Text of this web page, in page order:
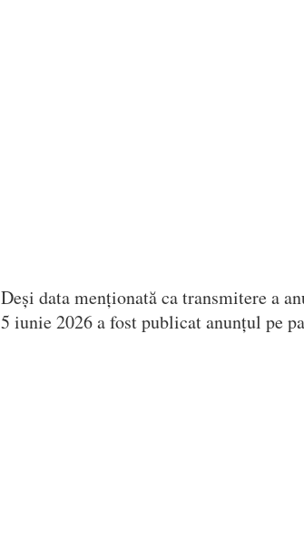
Deși data menționată ca transmitere a
5 iunie 2026 a fost publicat anunțul pe